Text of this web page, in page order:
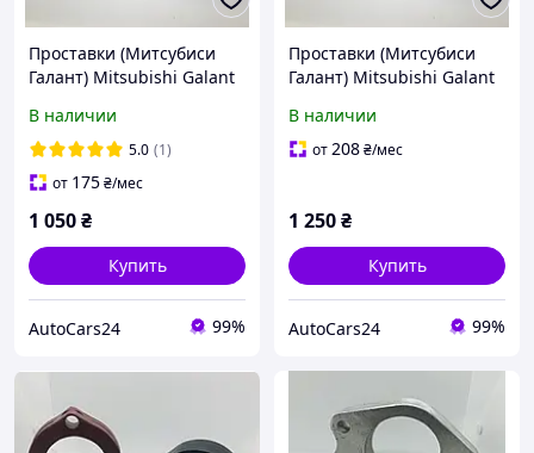
Проставки (Митсубиси
Галант) Mitsubishi Galant
В наличии
5.0 (1)
от 175₴/мес
1 050₴
Купить
AutoCars24 99%
Проставки (Митсубиси
Галант) Mitsubishi Galant
В наличии
от208₴/мес
1 250₴
Купить
AutoCars24 99%